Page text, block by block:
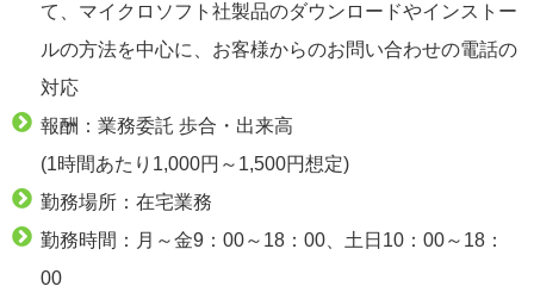
て、マイクロソフト社製品のダウンロードやインストー
ルの方法を中心に、お客様からのお問い合わせの電話の
対応
報酬：業務委託 歩合・出来高
(1時間あたり1,000円～1,500円想定)
勤務場所：在宅業務
勤務時間：月～金9：00～18：00、土日10：00～18：
00